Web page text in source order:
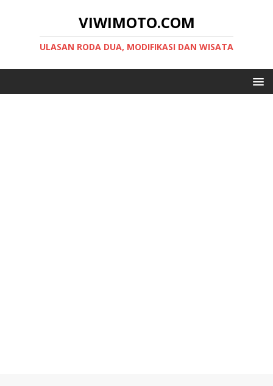
VIWIMOTO.COM
ULASAN RODA DUA, MODIFIKASI DAN WISATA